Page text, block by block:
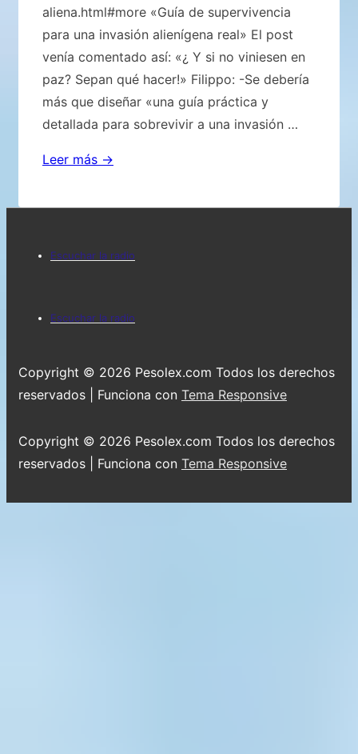
aliena.html#more «Guía de supervivencia
para una invasión alienígena real» El post
venía comentado así: «¿ Y si no viniesen en
paz? Sepan qué hacer!» Filippo: -Se debería
más que diseñar «una guía práctica y
detallada para sobrevivir a una invasión …
«Guía
supervivencia
una
real»
Leer más →
Menú
pie
página
Escuchar la radio
Menú
pie
de
página
Escuchar la radio
Copyright © 2026 Pesolex.com Todos los derechos
reservados
| Funciona con Tema Responsive
Copyright © 2026 Pesolex.com Todos los derechos
reservados
| Funciona con Tema Responsive